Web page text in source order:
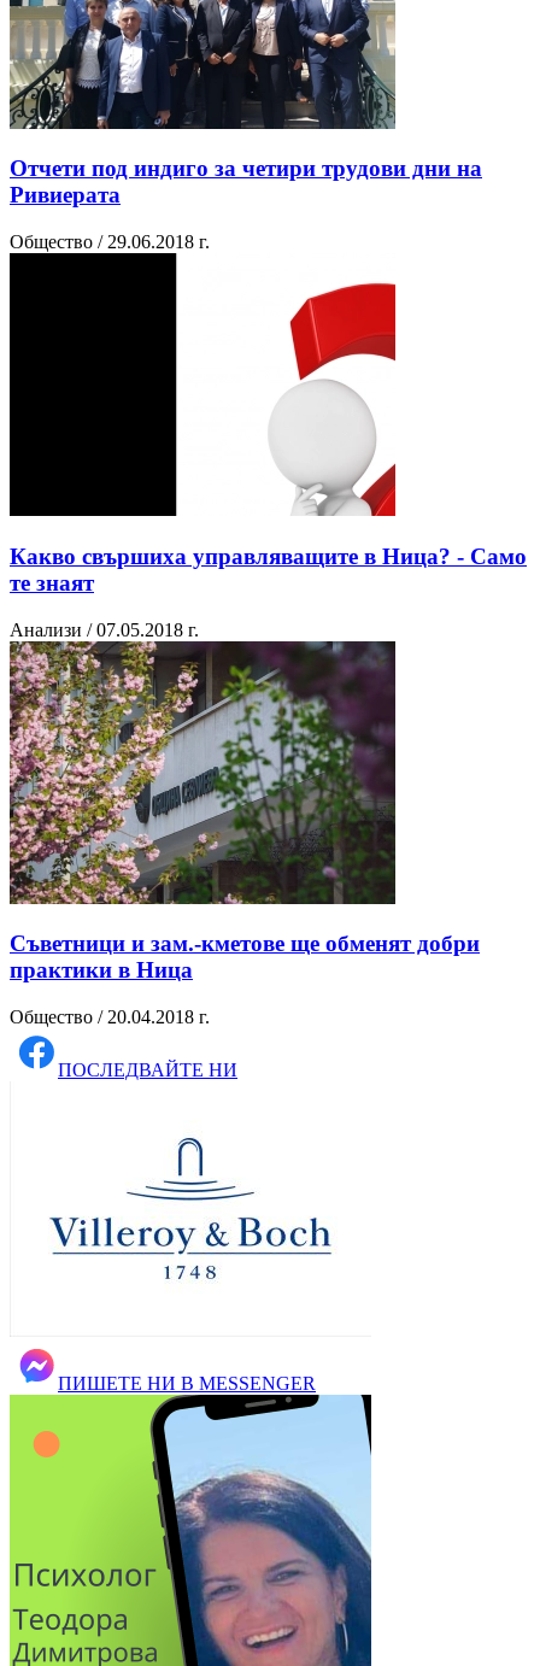
Отчети под индиго за четири трудови дни на
Ривиерата
Общество / 29.06.2018 г.
Какво свършиха управляващите в Ница? - Само
те знаят
Анализи / 07.05.2018 г.
Съветници и зам.-кметове ще обменят добри
практики в Ница
Общество / 20.04.2018 г.
ПОСЛЕДВАЙТЕ НИ
ПИШЕТЕ НИ В MESSENGER